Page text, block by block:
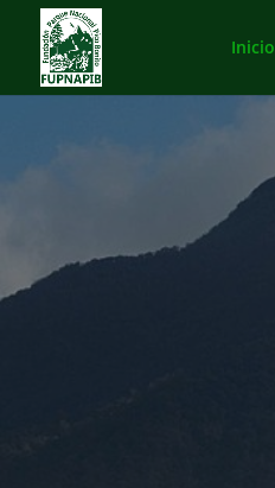
Inicio